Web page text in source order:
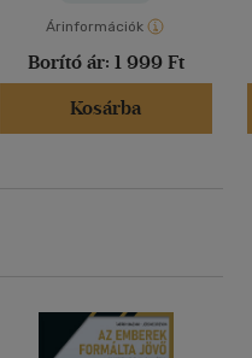
Árinformációk
Borító ár: 1 999 Ft
Kosárba